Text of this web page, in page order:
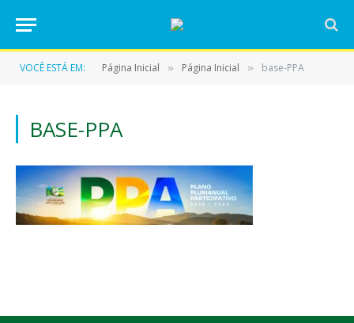
VOCÊ ESTÁ EM: Página Inicial » Página Inicial » base-PPA
BASE-PPA